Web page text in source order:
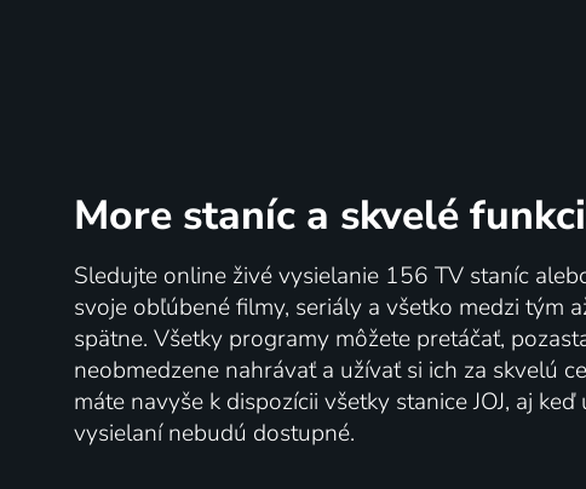
More staníc a skvelé
Sledujte online živé vysielanie 156 TV staníc
svoje obľúbené filmy, seriály a všetko medzi tým
spätne. Všetky programy môžete pretáčať,
neobmedzene nahrávať a užívať si ich za skvelú
máte navyše k dispozícii všetky stanice JOJ, aj
vysielaní nebudú dostupné.